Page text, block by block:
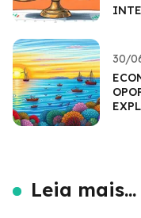
30/
Leia mais...